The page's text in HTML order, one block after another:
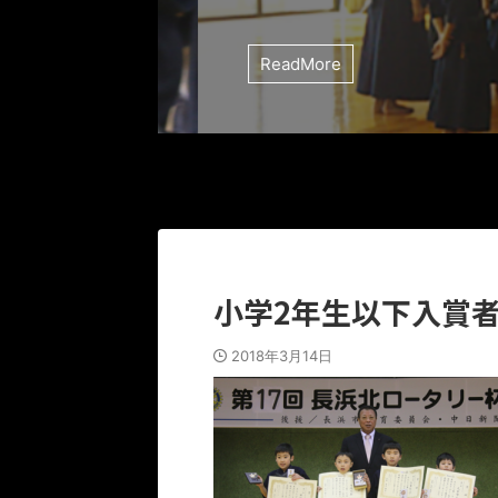
ReadMore
小学2年生以下入賞
2018年3月14日